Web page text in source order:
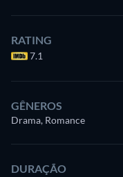
RATING
7.1
GÊNEROS
Drama, Romance
DURAÇÃO